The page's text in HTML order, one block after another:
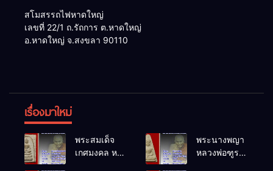
สโมสรรถไฟหาดใหญ่
เลขที่ 22/1 ถ.รัถการ ต.หาดใหญ่
อ.หาดใหญ่ จ.สงขลา 90110
เรื่องมาใหม่
พระสมเด็จ
เกศมงคล หล
พระนางพญา
หลวงพ่อฑูรย์